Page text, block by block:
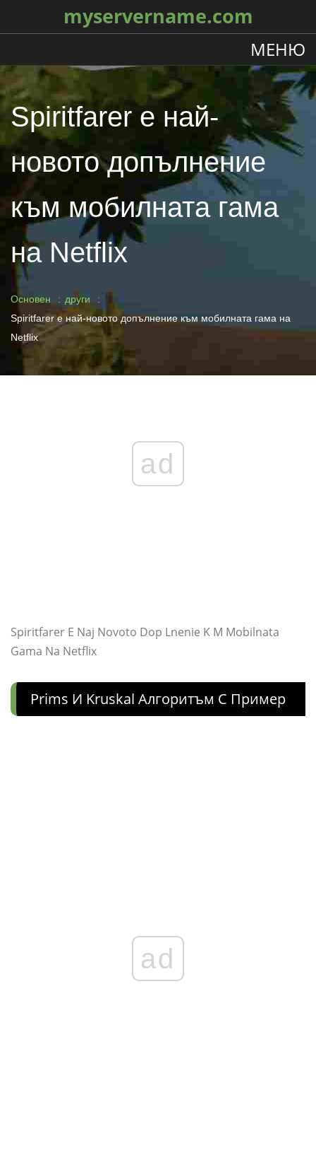
myservername.com
МЕНЮ
Spiritfarer е най-
новото допълнение
към мобилната гама
на Netflix
Основен
други
Spiritfarer е най-новото допълнение към мобилната гама на
Netflix
ad
Spiritfarer E Naj Novoto Dop Lnenie K M Mobilnata
Gama Na Netflix
Prims И Kruskal Алгоритъм С Пример
ad